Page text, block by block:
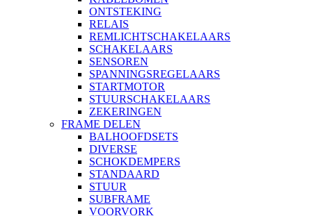
ONTSTEKING
RELAIS
REMLICHTSCHAKELAARS
SCHAKELAARS
SENSOREN
SPANNINGSREGELAARS
STARTMOTOR
STUURSCHAKELAARS
ZEKERINGEN
FRAME DELEN
BALHOOFDSETS
DIVERSE
SCHOKDEMPERS
STANDAARD
STUUR
SUBFRAME
VOORVORK